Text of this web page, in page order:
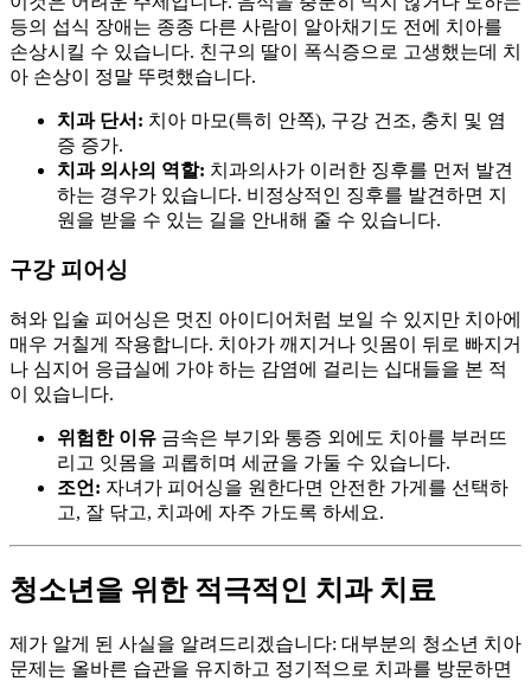
등의 섭식 장애는 종종 다른 사람이 알아채기도 전에 치아를
손상시킬 수 있습니다. 친구의 딸이 폭식증으로 고생했는데 치
아 손상이 정말 뚜렷했습니다.
치과 단서: 치아 마모(특히 안쪽), 구강 건조, 충치 및 염
증 증가.
치과 의사의 역할: 치과의사가 이러한 징후를 먼저 발견
하는 경우가 있습니다. 비정상적인 징후를 발견하면 지
원을 받을 수 있는 길을 안내해 줄 수 있습니다.
구강 피어싱
혀와 입술 피어싱은 멋진 아이디어처럼 보일 수 있지만 치아에
매우 거칠게 작용합니다. 치아가 깨지거나 잇몸이 뒤로 빠지거
나 심지어 응급실에 가야 하는 감염에 걸리는 십대들을 본 적
이 있습니다.
위험한 이유 금속은 부기와 통증 외에도 치아를 부러뜨
리고 잇몸을 괴롭히며 세균을 가둘 수 있습니다.
조언: 자녀가 피어싱을 원한다면 안전한 가게를 선택하
고, 잘 닦고, 치과에 자주 가도록 하세요.
청소년을 위한 적극적인 치과 치료
제가 알게 된 사실을 알려드리겠습니다: 대부분의 청소년 치아
문제는 올바른 습관을 유지하고 정기적으로 치과를 방문하면